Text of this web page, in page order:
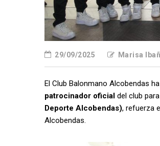
29/09/2025 Marisa
El Club Balonmano Alcobendas
patrocinador oficial del club
Deporte Alcobendas), refuerza
Alcobendas.